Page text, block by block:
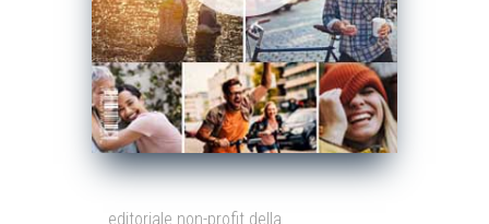
editoriale non-profit della